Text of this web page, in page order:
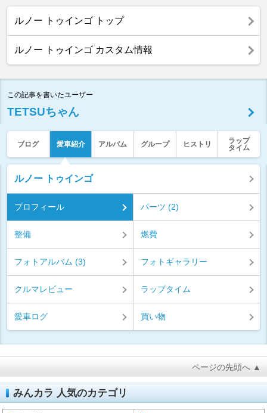
ルノー トゥインゴ トップ
ルノー トゥインゴ カスタム情報
この記事を書いたユーザー
TETSUちゃん
ブログ 愛車紹介 アルバム グループ ヒストリ
ラップ
タイム
ルノー トゥインゴ
プロフィール パーツ (2)
整備 燃費
フォトアルバム (3) フォトギャラリー
クルマレビュー ラップタイム
愛車ログ 買い物
ページの先頭へ ▲
みんカラ 人気のカテゴリ